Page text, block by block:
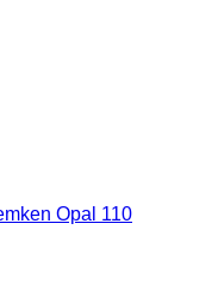
Opal 110